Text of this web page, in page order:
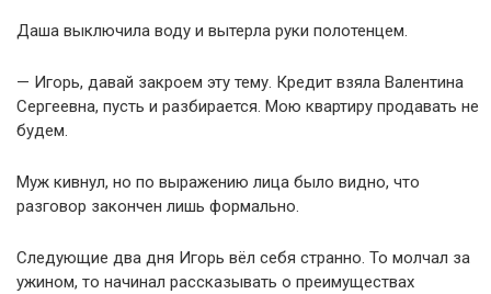
Даша выключила воду и вытерла руки полотенцем.
— Игорь, давай закроем эту тему. Кредит взяла Валентина
Сергеевна, пусть и разбирается. Мою квартиру продавать не
будем.
Муж кивнул, но по выражению лица было видно, что
разговор закончен лишь формально.
Следующие два дня Игорь вёл себя странно. То молчал за
ужином, то начинал рассказывать о преимуществах